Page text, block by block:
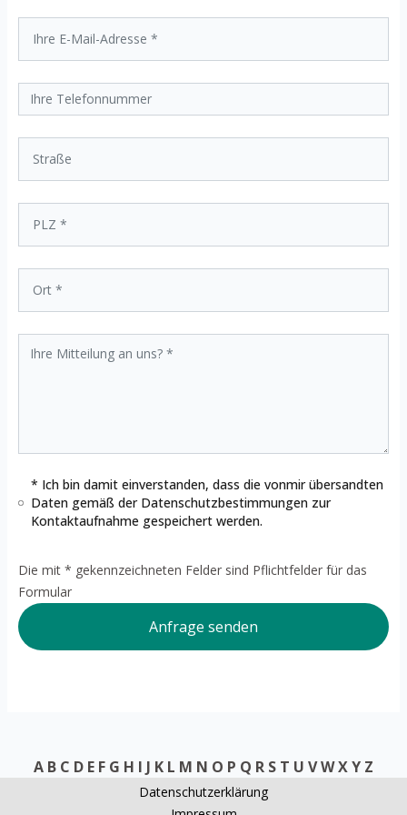
* Ich bin damit einverstanden, dass die vonmir übersandten
Daten gemäß der Datenschutzbestimmungen zur
Kontaktaufnahme gespeichert werden.
Die mit * gekennzeichneten Felder sind Pflichtfelder für das
Formular
Anfrage senden
A B C D E F G H I J K L M N O P Q R S T U VWXY Z
Datenschutzerklärung